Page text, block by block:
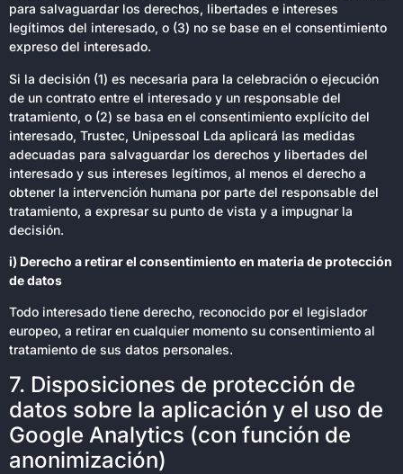
para salvaguardar los derechos, libertades e intereses
legítimos del interesado, o (3) no se base en el consentimiento
expreso del interesado.
Si la decisión (1) es necesaria para la celebración o ejecución
de un contrato entre el interesado y un responsable del
tratamiento, o (2) se basa en el consentimiento explícito del
interesado, Trustec, Unipessoal Lda aplicará las medidas
adecuadas para salvaguardar los derechos y libertades del
interesado y sus intereses legítimos, al menos el derecho a
obtener la intervención humana por parte del responsable del
tratamiento, a expresar su punto de vista y a impugnar la
decisión.
i) Derecho a retirar el consentimiento en materia de protección
de datos
Todo interesado tiene derecho, reconocido por el legislador
europeo, a retirar en cualquier momento su consentimiento al
tratamiento de sus datos personales.
7. Disposiciones de protección de
datos sobre la aplicación y el uso de
Google Analytics (con función de
anonimización)